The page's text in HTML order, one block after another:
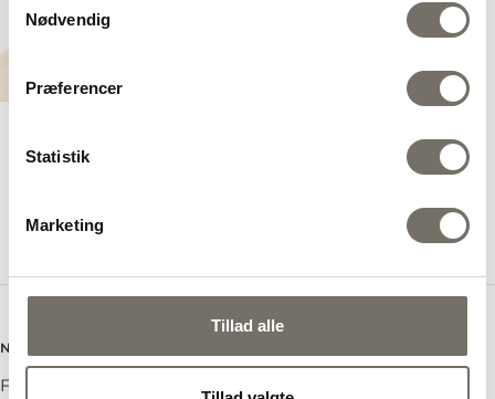
Nødvendig
Præferencer
Statistik
Marketing
Tillad alle
Krydsnøgleapparat mango
Udsalgspris
750,00 kr
NYHEDSBREV
Få 10 % rabat på din næste ordre – tilmeld